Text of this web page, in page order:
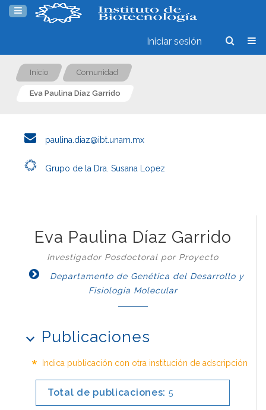
Iniciar sesión
Inicio Comunidad
Eva Paulina Díaz Garrido
paulina.diaz@ibt.unam.mx
Grupo de la Dra. Susana Lopez
Eva Paulina Díaz Garrido
Investigador Posdoctoral por Proyecto
Departamento de Genética del Desarrollo y
Fisiología Molecular
Publicaciones
* Indica publicación con otra institución de adscripción
Total de publicaciones: 5